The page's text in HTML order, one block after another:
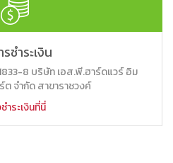
ชำระเงิน
8 บริษัท เอส.พี.ฮาร์ดแวร์ อิม
จำกัด สาขาราชวงค์
ำระเงินที่นี่